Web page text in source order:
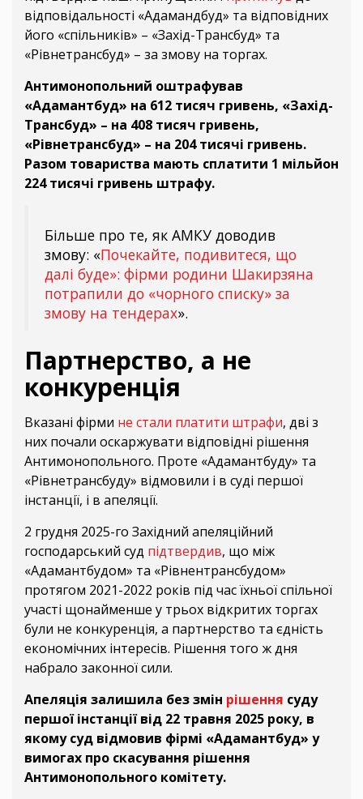
відповідальності «Адамандбуд» та відповідних
його «спільників» – «Захід-Трансбуд» та
«Рівнетрансбуд» – за змову на торгах.
Антимонопольний оштрафував
«Адамантбуд» на 612 тисяч гривень, «Захід-
Трансбуд» – на 408 тисяч гривень,
«Рівнетрансбуд» – на 204 тисячі гривень.
Разом товариства мають сплатити 1 мільйон
224 тисячі гривень штрафу.
Більше про те, як АМКУ доводив
змову: «Почекайте, подивитеся, що
далі буде»: фірми родини Шакирзяна
потрапили до «чорного списку» за
змову на тендерах».
Партнерство, а не
конкуренція
Вказані фірми не стали платити штрафи, дві з
них почали оскаржувати відповідні рішення
Антимонопольного. Проте «Адамантбуду» та
«Рівнетрансбуду» відмовили і в суді першої
інстанції, і в апеляції.
2 грудня 2025-го Західний апеляційний
господарський суд підтвердив, що між
«Адамантбудом» та «Рівнентрансбудом»
протягом 2021-2022 років під час їхньої спільної
участі щонайменше у трьох відкритих торгах
були не конкуренція, а партнерство та єдність
економічних інтересів. Рішення того ж дня
набрало законної сили.
Апеляція залишила без змін рішення суду
першої інстанції від 22 травня 2025 року, в
якому суд відмовив фірмі «Адамантбуд» у
вимогах про скасування рішення
Антимонопольного комітету.